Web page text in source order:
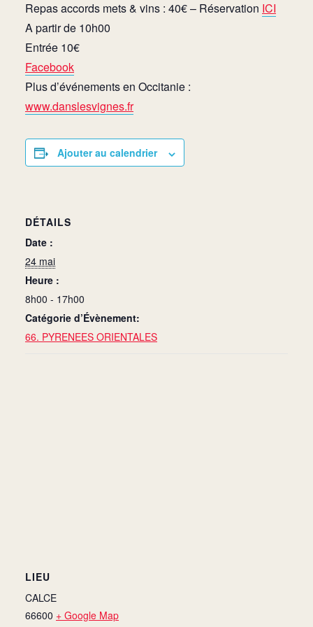
Repas accords mets & vins : 40€ – Réservation ICI
A partir de 10h00
Entrée 10€
Facebook
Plus d’événements en Occitanie :
www.danslesvignes.fr
Ajouter au calendrier
DÉTAILS
Date :
24 mai
Heure :
8h00 - 17h00
Catégorie d’Évènement:
66. PYRENEES ORIENTALES
LIEU
CALCE
66600 + Google Map